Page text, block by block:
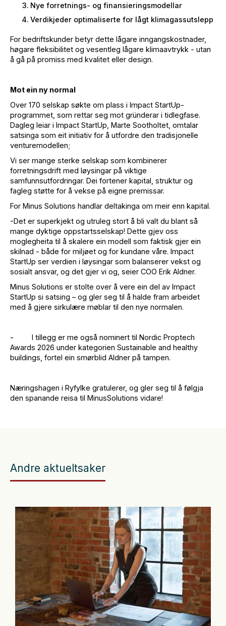
Nye forretnings- og finansieringsmodellar
Verdikjeder optimaliserte for lågt klimagassutslepp
For bedriftskunder betyr dette lågare inngangskostnader,
høgare fleksibilitet og vesentleg lågare klimaavtrykk - utan
å gå på promiss med kvalitet eller design.
Mot ein ny normal
Over 170 selskap søkte om plass i Impact StartUp-
programmet, som rettar seg mot gründerar i tidlegfase.
Dagleg leiar i Impact StartUp, Marte Sootholtet, omtalar
satsinga som eit initiativ for å utfordre den tradisjonelle
venturemodellen;
Vi ser mange sterke selskap som kombinerer
forretningsdrift med løysingar på viktige
samfunnsutfordringar. Dei fortener kapital, struktur og
fagleg støtte for å vekse på eigne premissar.
For Minus Solutions handlar deltakinga om meir enn kapital.
-Det er superkjekt og utruleg stort å bli valt du blant så
mange dyktige oppstartsselskap! Dette gjev oss
moglegheita til å skalere ein modell som faktisk gjer ein
skilnad - både for miljøet og for kundane våre. Impact
StartUp ser verdien i løysingar som balanserer vekst og
sosialt ansvar, og det gjer vi og, seier COO Erik Aldner.
Minus Solutions er stolte over å vere ein del av Impact
StartUp si satsing – og gler seg til å halde fram arbeidet
med å gjere sirkulære møblar til den nye normalen.
- I tillegg er me også nominert til Nordic Proptech
Awards 2026 under kategorien Sustainable and healthy
buildings, fortel ein smørblid Aldner på tampen.
Næringshagen i Ryfylke gratulerer, og gler seg til å følgja
den spanande reisa til MinusSolutions vidare!
Andre aktueltsaker